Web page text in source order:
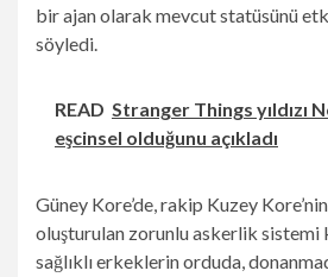
bir ajan olarak mevcut statüsünü
söyledi.
READ Stranger Things yıldızı
eşcinsel olduğunu açıkladı
Güney Kore’de, rakip Kuzey
oluşturulan zorunlu askerlik sistemi
sağlıklı erkeklerin orduda,